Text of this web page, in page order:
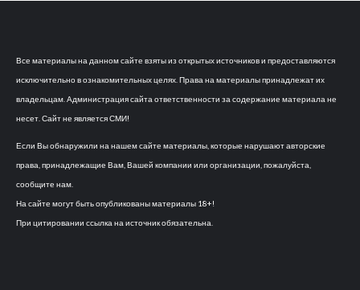
Все материалы на данном сайте взяты из открытых источников и предоставляются
исключительно в ознакомительных целях. Права на материалы принадлежат их
владельцам. Администрация сайта ответственности за содержание материала не
несет. Сайт не является СМИ!
Если Вы обнаружили на нашем сайте материалы, которые нарушают авторские
права, принадлежащие Вам, Вашей компании или организации, пожалуйста,
сообщите нам.
На сайте могут быть опубликованы материалы 18+!
При цитировании ссылка на источник обязательна.